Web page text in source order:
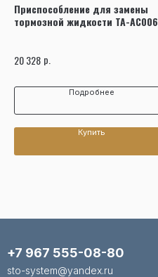
Приспособление для замены
тормозной жидкости TA-AC006
20 328 р.
Подробнее
Купить
+7 967 555-08-80
sto-system@yandex.ru